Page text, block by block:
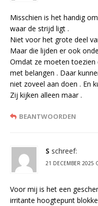
Misschien is het handig
waar de strijd ligt .
Niet voor het grote deel
Maar die lijden er ook
Omdat ze moeten
met belangen . Daar
niet zoveel aan doen . En
Zij kijken alleen maar .
BEANTWOORDEN
S schreef:
21 DECEMBER 2025
Voor mij is het een
irritante hoogtepunt